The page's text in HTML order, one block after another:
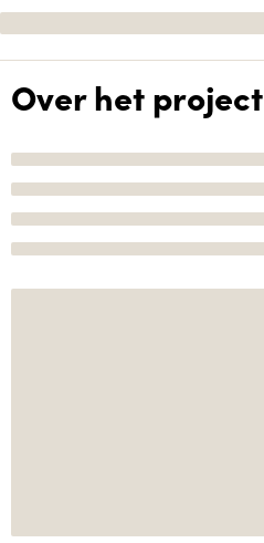
Over het project